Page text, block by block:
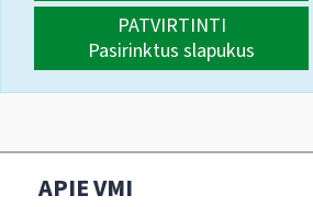
PATVIRTINTI
Pasirinktus slapukus
APIE VMI